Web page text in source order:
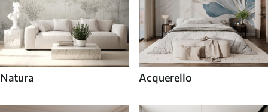
Natura Acquerello